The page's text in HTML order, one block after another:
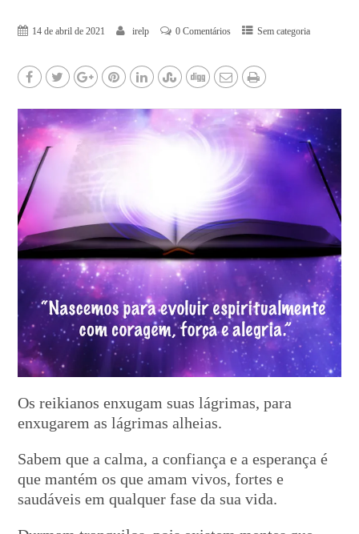
14 de abril de 2021 irelp 0 Comentários Sem categoria
Os reikianos enxugam suas lágrimas, para
enxugarem as lágrimas alheias.
Sabem que a calma, a confiança e a esperança é
que mantém os que amam vivos, fortes e
saudáveis em qualquer fase da sua vida.